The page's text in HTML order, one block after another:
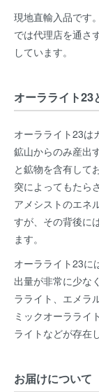
現地直輸入品です
では代理店を通さ
しています。
オーラライト23
オーラライト23は
鉱山からのみ産出
と鉱物を含有して
突によってもたら
アメシストのエネ
すが、その背後に
ます。
オーラライト23に
出量が非常に少な
ラライト、エメラ
ミックオーラライ
ライトなどが存在
お届けについて